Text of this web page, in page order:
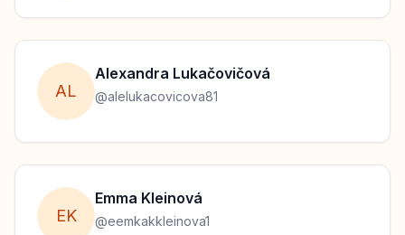
AL
Alexandra Lukačovičová
@alelukacovicova81
EK
Emma Kleinová
@eemkakkleinova1